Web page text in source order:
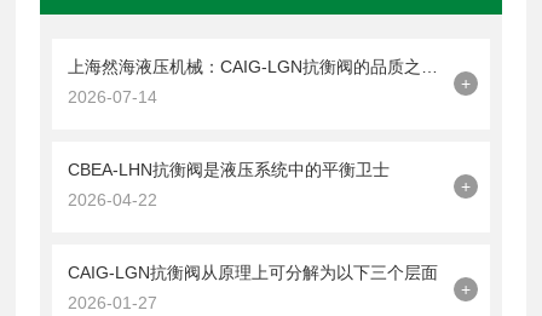
2026-07-14
+
CBEA-LHN抗衡阀是液压系统中的平衡卫士
2026-04-22
+
CAIG-LGN抗衡阀从原理上可分解为以下三个层面
2026-01-27
+